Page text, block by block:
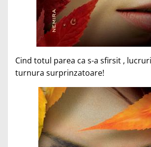
Cind totul parea ca s-a sfirsit ,
turnura surprinzatoare!